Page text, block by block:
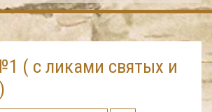
( с ликами святых и